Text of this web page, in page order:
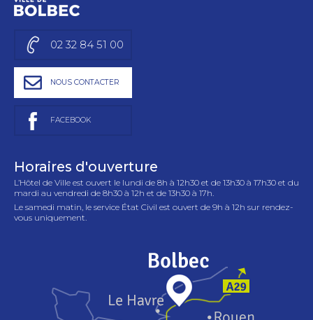
02 32 84 51 00
NOUS CONTACTER
FACEBOOK
Horaires d'ouverture
L’Hôtel de Ville est ouvert le lundi de 8h à 12h30 et de 13h30 à 17h30 et du
mardi au vendredi de 8h30 à 12h et de 13h30 à 17h.
Le samedi matin, le service État Civil est ouvert de 9h à 12h sur rendez-
vous uniquement.